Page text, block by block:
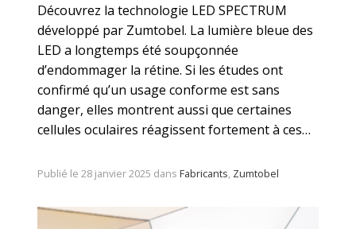
Découvrez la technologie LED SPECTRUM
développé par Zumtobel. La lumière bleue des
LED a longtemps été soupçonnée
d’endommager la rétine. Si les études ont
confirmé qu’un usage conforme est sans
danger, elles montrent aussi que certaines
cellules oculaires réagissent fortement à ces…
Publié le 28 janvier 2025 dansFabricants, Zumtobel